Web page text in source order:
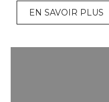
EN SAVOIR PLUS